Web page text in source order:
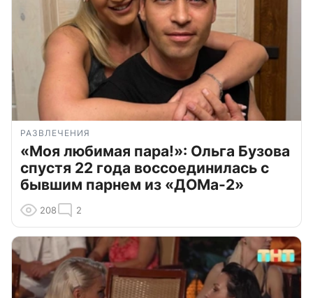
РАЗВЛЕЧЕНИЯ
«Моя любимая пара!»: Ольга Бузова
спустя 22 года воссоединилась с
бывшим парнем из «ДОМа-2»
208 2